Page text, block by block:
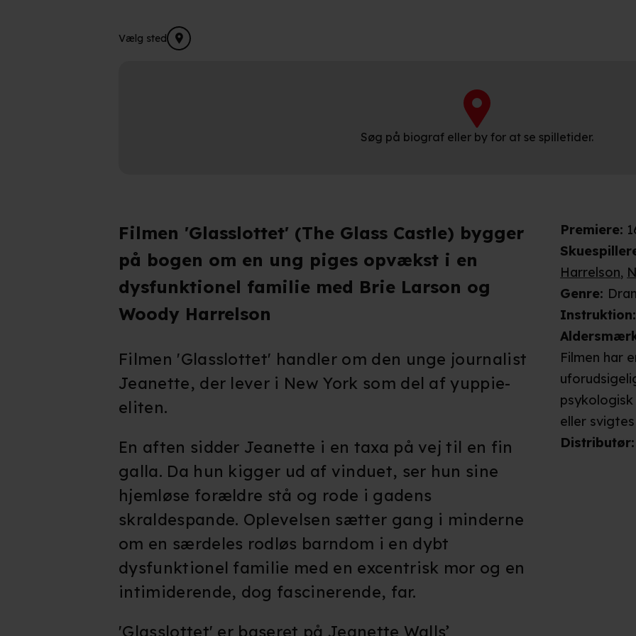
Vælg sted
Søg på biograf eller by for at se spilletider.
Premiere:
Harrelson,
Genre:
Instruktion:
Filmen har
eller
scenerne
Distributør:
Filmen 'Glasslottet' (The Glass Castle) bygger
på bogen om en ung piges opvækst i en
dysfunktionel familie med Brie Larson og
Woody Harrelson
Filmen 'Glasslottet' handler om den unge journalist
Jeanette, der lever i New York som del af yuppie-
eliten.
En aften sidder Jeanette i en taxa på vej til en fin
galla. Da hun kigger ud af vinduet, ser hun sine
hjemløse forældre stå og rode i gadens
skraldespande. Oplevelsen sætter gang i minderne
om en særdeles rodløs barndom i en dybt
dysfunktionel familie med en excentrisk mor og en
intimiderende, dog fascinerende, far.
'Glasslottet' er baseret på Jeanette Walls’